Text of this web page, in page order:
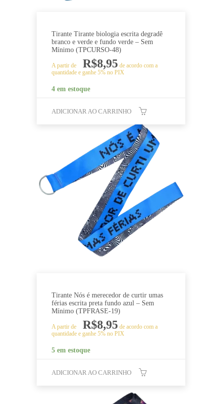
Tirante Tirante biologia escrita degradê
branco e verde e fundo verde – Sem
Mínimo (TPCURSO-48)
A partir de R$8,95 de acordo com a
quantidade e ganhe 5% no PIX
4 em estoque
ADICIONAR AO CARRINHO
Tirante Nós é merecedor de curtir umas
férias escrita preta fundo azul – Sem
Mínimo (TPFRASE-19)
A partir de R$8,95 de acordo com a
quantidade e ganhe 5% no PIX
5 em estoque
ADICIONAR AO CARRINHO